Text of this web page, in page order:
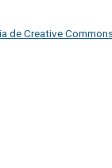
de Creative